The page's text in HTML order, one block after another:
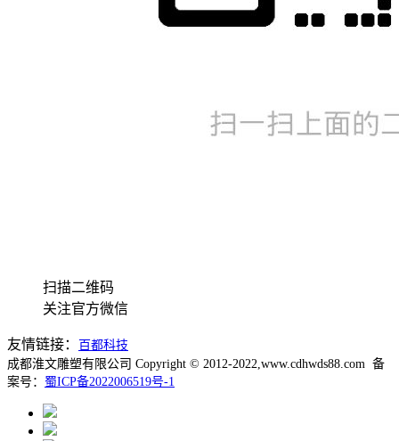
扫描二维码
关注官方微信
友情链接：
百都科技
成都淮文雕塑有限公司 Copyright © 2012-2022,www.cdhwds88.com 备
案号： 蜀ICP备2022006519号-1